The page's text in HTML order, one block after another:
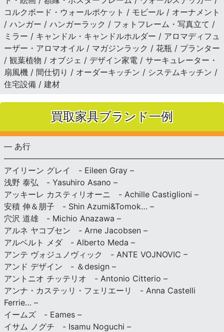
コルクボード・ウォールポケット / モビール / オーナメント
/ ハンガー / ハンガーラック / フォトフレーム・写真立て /
ミラー / キャンドル・キャンドルホルダー / アロマディフュ
ーザー・アロマオイル / マガジンラック / 花瓶 / プランター
/ 観葉植物 / オブジェ / デザイン家電 / サーキュレーター・
扇風機 / 間仕切り / オーダーキッチン / システムキッチン /
住宅設備 / 建材
買取家具ブランド一例
— あ行
アイリーン グレイ - Eileen Gray –
浅野 泰弘 - Yasuhiro Asano –
アッキーレ カスティリオーニ - Achille Castiglioni –
安積 伸＆朋子 - Shin Azumi&Tomok… –
穴沢 道雄 - Michio Anazawa –
アルネ ヤコブセン - Arne Jacobsen –
アルベルト メダ - Alberto Meda –
アンテ ヴォジュノヴィック - ANTE VOJNOVIC –
アンド デザイン - ＆design –
アントニオ チッテリオ - Antonio Citterio –
アンナ・カステッリ・フェリエーリ - Anna Castelli
Ferrie… –
イームズ - Eames –
イサム ノグチ - Isamu Noguchi –